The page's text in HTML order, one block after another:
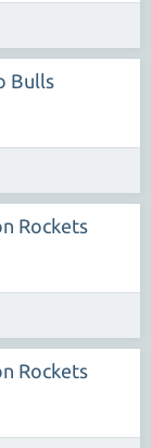
Bulls
Rockets
Rockets